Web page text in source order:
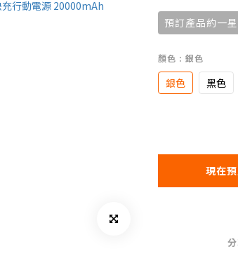
預訂產品約一
顏色 : 銀色
銀色 黑色
現在